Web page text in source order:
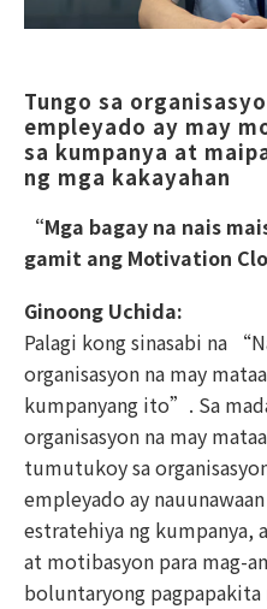
Tungo sa
empleyado ay may
sa kumpanya at
ng mga kakayahan
“Mga bagay na nais
gamit ang Motivation
Ginoong Uchida:
Palagi kong sinasabi na
organisasyon na may
kumpanyang ito”. Sa
organisasyon na may
tumutukoy sa
empleyado ay
estratehiya ng kumpanya,
at motibasyon para mag-
boluntaryong pagpapakita